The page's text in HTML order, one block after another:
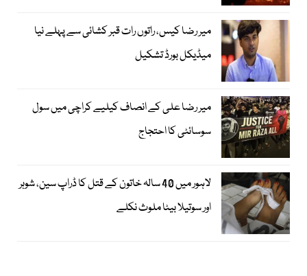
میر رضا کیس، راتوں رات قبر کشائی سے پہلے نیا
میڈیکل بورڈ تشکیل
میر رضا علی کے انصاف کیلیے کراچی میں سول
سوسائٹی کا احتجاج
لاہور میں 40 سالہ خاتون کے قتل کا ڈراپ سین، شوہر
اور سوتیلا بیٹا ملوث نکلے